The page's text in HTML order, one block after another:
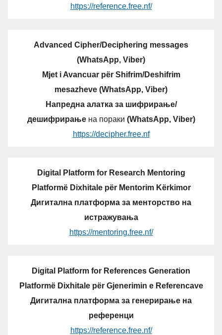
https://reference.free.nf/
Advanced Cipher/Deciphering messages
(WhatsApp, Viber)
Mjet i Avancuar për Shifrim/Deshifrim
mesazheve (WhatsApp, Viber)
Напредна алатка за шифрирање/
дешифрирањена пораки (WhatsApp, Viber)
https://decipher.free.nf
Digital Platform for Research Mentoring
Platformë Dixhitale për Mentorim Kërkimor
Дигитална платформа за менторство на
истражувања
https://mentoring.free.nf/
Digital Platform for References Generation
Platformë Dixhitale për Gjenerimin e Referencave
Дигитална платформа за генерирање на
референци
https://reference.free.nf/